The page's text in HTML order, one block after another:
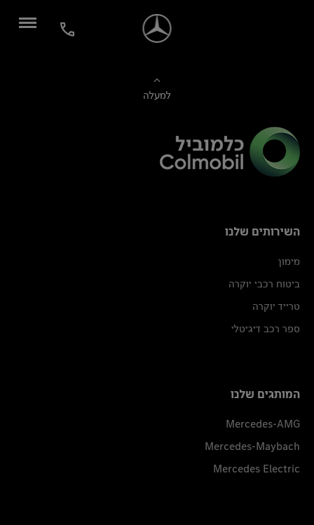
למעלה
השירותים שלנו
מימון
ביטוח רכבי יוקרה
טרייד יוקרה
ספר רכב דיגיטלי
המותגים שלנו
Mercedes-AMG
Mercedes-Maybach
Mercedes Electric